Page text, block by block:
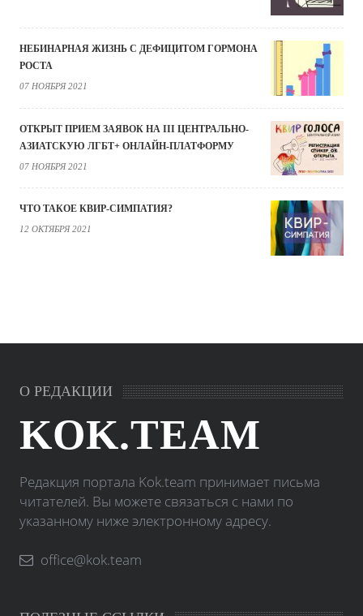
НЕБИНАРНАЯ ЖИЗНЬ С ДЕФИЦИТОМ ГОРМОНА
РОСТА
07 НОЯБРЯ 2021
ОТКРЫТ ПРИЕМ ЗАЯВОК НА III ЦЕНТРАЛЬНО-
АЗИАТСКУЮ ЛГБТ+ ОНЛАЙН-ПЛАТФОРМУ
07 НОЯБРЯ 2021
ЧТО ТАКОЕ КВИР-СИМПАТИЯ?
12 ОКТЯБРЯ 2021
О РЕДАКЦИИ
KOK.TEAM
Редакция портала Kok.team принимает письма
читателей. Вы можете связаться с нами по
указанному ниже электронному адресу.
office@kok.team